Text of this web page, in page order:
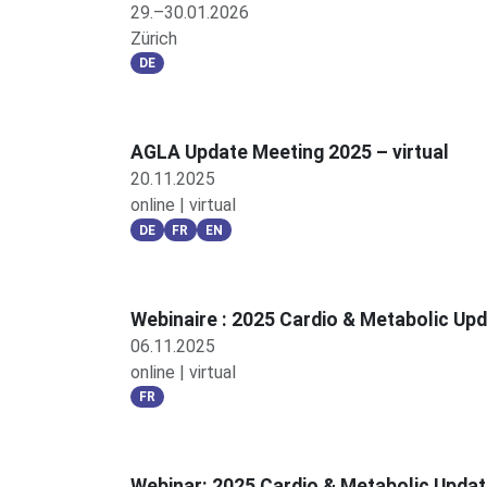
29.–30.01.2026
Zürich
DE
AGLA Update Meeting 2025 – virtual
20.11.2025
online | virtual
DE FR EN
Webinaire : 2025 Cardio & Metabolic
06.11.2025
online | virtual
FR